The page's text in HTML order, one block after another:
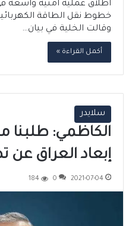
اطلاق عملية امنية واسعة
خطوط نقل الطاقة
وقالت الخلية في بيان…
أكمل القراءة »
سلايدر
الكاظمي: طلبنا
إبعاد العراق عن
2021-07-04
0
184